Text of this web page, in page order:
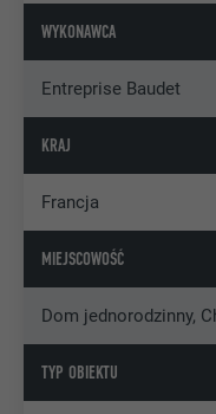
WYKONAWCA
Entreprise Baudet
KRAJ
Francja
MIEJSCOWOŚĆ
Dom jednorodzinny,
TYP OBIEKTU